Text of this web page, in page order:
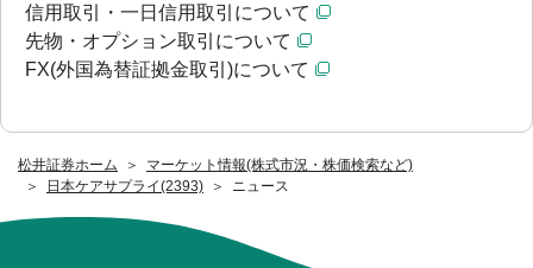
松井証券ホーム
マーケット情報(株式市況・株価検索など)
日本ケアサプライ(2393)
ニュース
信用取引・一日信用取引について
先物・オプション取引について
FX(外国為替証拠金取引)について